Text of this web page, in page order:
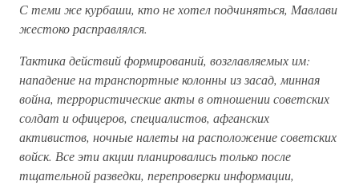
С теми же курбаши, кто не хотел подчиняться, Мавлави
жестоко расправлялся.
Тактика действий формирований, возглавляемых им:
нападение на транспортные колонны из засад, минная
война, террористические акты в отношении советских
солдат и офицеров, специалистов, афганских
активистов, ночные налеты на расположение советских
войск. Все эти акции планировались только после
тщательной разведки, перепроверки информации,